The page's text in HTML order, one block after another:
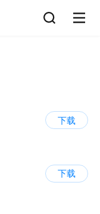
下载
下载